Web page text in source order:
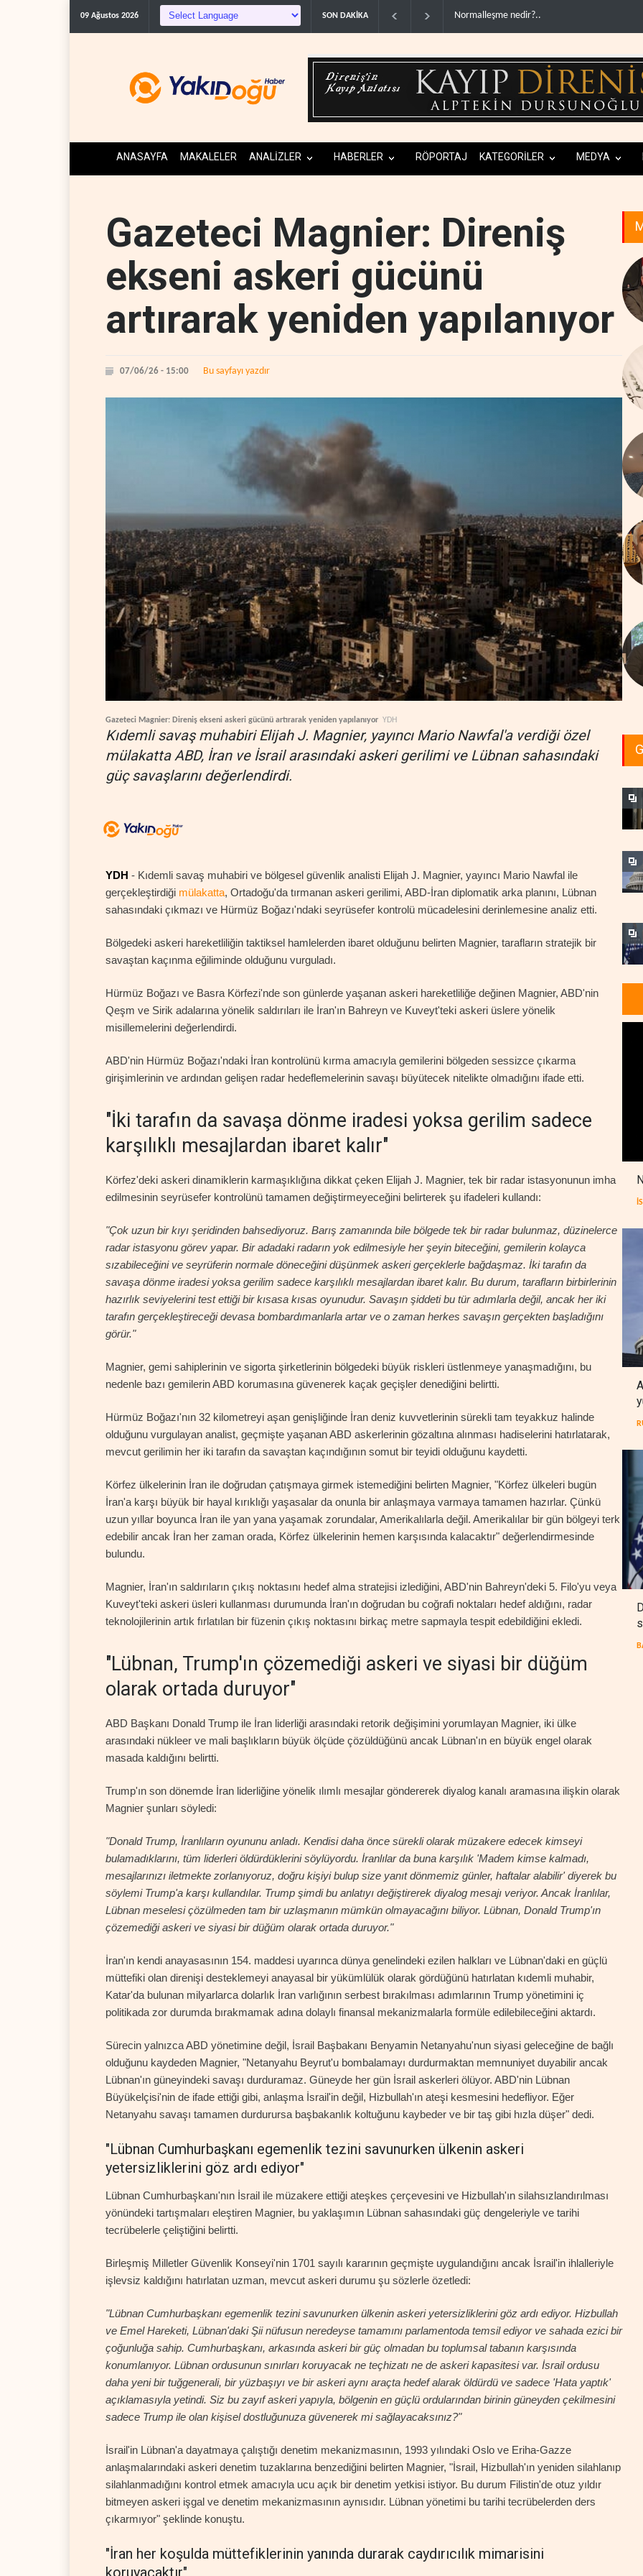
09 Ağustos 2026 SON DAKİKA ABD'den Rus petrolünü alan ülkelere yüzde
ANASAYFA MAKALELER ANALİZLER HABERLER RÖPORTAJ KATEGORİLER MEDYA
Gazeteci Magnier: Direniş
ekseni askeri gücünü
artırarak yeniden yapılanıyor
07/06/26 - 15:00 Bu sayfayı yazdır
Gazeteci Magnier: Direniş ekseni askeri gücünü artırarak yeniden yapılanıyor YDH
Kıdemli savaş muhabiri Elijah J. Magnier, yayıncı Mario Nawfal'a verdiği özel
mülakatta ABD, İran ve İsrail arasındaki askeri gerilimi ve Lübnan sahasındaki
güç savaşlarını değerlendirdi.
YDH - Kıdemli savaş muhabiri ve bölgesel güvenlik analisti Elijah J. Magnier, yayıncı Mario Nawfal ile
gerçekleştirdiği mülakatta, Ortadoğu'da tırmanan askeri gerilimi, ABD-İran diplomatik arka planını, Lübnan
sahasındaki çıkmazı ve Hürmüz Boğazı'ndaki seyrüsefer kontrolü mücadelesini derinlemesine analiz etti.
Bölgedeki askeri hareketliliğin taktiksel hamlelerden ibaret olduğunu belirten Magnier, tarafların stratejik bir
savaştan kaçınma eğiliminde olduğunu vurguladı.
Hürmüz Boğazı ve Basra Körfezi'nde son günlerde yaşanan askeri hareketliliğe değinen Magnier, ABD'nin
Qeşm ve Sirik adalarına yönelik saldırıları ile İran'ın Bahreyn ve Kuveyt'teki askeri üslere yönelik
misillemelerini değerlendirdi.
ABD'nin Hürmüz Boğazı'ndaki İran kontrolünü kırma amacıyla gemilerini bölgeden sessizce çıkarma
girişimlerinin ve ardından gelişen radar hedeflemelerinin savaşı büyütecek nitelikte olmadığını ifade etti.
"İki tarafın da savaşa dönme iradesi yoksa gerilim sadece
karşılıklı mesajlardan ibaret kalır"
Körfez'deki askeri dinamiklerin karmaşıklığına dikkat çeken Elijah J. Magnier, tek bir radar istasyonunun imha
edilmesinin seyrüsefer kontrolünü tamamen değiştirmeyeceğini belirterek şu ifadeleri kullandı:
"Çok uzun bir kıyı şeridinden bahsediyoruz. Barış zamanında bile bölgede tek bir radar bulunmaz, düzinelerce
radar istasyonu görev yapar. Bir adadaki radarın yok edilmesiyle her şeyin biteceğini, gemilerin kolayca
sızabileceğini ve seyrüferin normale döneceğini düşünmek askeri gerçeklerle bağdaşmaz. İki tarafın da
savaşa dönme iradesi yoksa gerilim sadece karşılıklı mesajlardan ibaret kalır. Bu durum, tarafların birbirlerinin
hazırlık seviyelerini test ettiği bir kısasa kısas oyunudur. Savaşın şiddeti bu tür adımlarla değil, ancak her iki
tarafın gerçekleştireceği devasa bombardımanlarla artar ve o zaman herkes savaşın gerçekten başladığını
görür."
Magnier, gemi sahiplerinin ve sigorta şirketlerinin bölgedeki büyük riskleri üstlenmeye yanaşmadığını, bu
nedenle bazı gemilerin ABD korumasına güvenerek kaçak geçişler denediğini belirtti.
Hürmüz Boğazı'nın 32 kilometreyi aşan genişliğinde İran deniz kuvvetlerinin sürekli tam teyakkuz halinde
olduğunu vurgulayan analist, geçmişte yaşanan ABD askerlerinin gözaltına alınması hadiselerini hatırlatarak,
mevcut gerilimin her iki tarafın da savaştan kaçındığının somut bir teyidi olduğunu kaydetti.
Körfez ülkelerinin İran ile doğrudan çatışmaya girmek istemediğini belirten Magnier, "Körfez ülkeleri bugün
İran'a karşı büyük bir hayal kırıklığı yaşasalar da onunla bir anlaşmaya varmaya tamamen hazırlar. Çünkü
uzun yıllar boyunca İran ile yan yana yaşamak zorundalar, Amerikalılarla değil. Amerikalılar bir gün bölgeyi terk
edebilir ancak İran her zaman orada, Körfez ülkelerinin hemen karşısında kalacaktır" değerlendirmesinde
bulundu.
Magnier, İran'ın saldırıların çıkış noktasını hedef alma stratejisi izlediğini, ABD'nin Bahreyn'deki 5. Filo'yu veya
Kuveyt'teki askeri üsleri kullanması durumunda İran'ın doğrudan bu coğrafi noktaları hedef aldığını, radar
teknolojilerinin artık fırlatılan bir füzenin çıkış noktasını birkaç metre sapmayla tespit edebildiğini ekledi.
"Lübnan, Trump'ın çözemediği askeri ve siyasi bir düğüm
olarak ortada duruyor"
ABD Başkanı Donald Trump ile İran liderliği arasındaki retorik değişimini yorumlayan Magnier, iki ülke
arasındaki nükleer ve mali başlıkların büyük ölçüde çözüldüğünü ancak Lübnan'ın en büyük engel olarak
masada kaldığını belirtti.
Trump'ın son dönemde İran liderliğine yönelik ılımlı mesajlar göndererek diyalog kanalı aramasına ilişkin olarak
Magnier şunları söyledi:
"Donald Trump, İranlıların oyununu anladı. Kendisi daha önce sürekli olarak müzakere edecek kimseyi
bulamadıklarını, tüm liderleri öldürdüklerini söylüyordu. İranlılar da buna karşılık 'Madem kimse kalmadı,
mesajlarınızı iletmekte zorlanıyoruz, doğru kişiyi bulup size yanıt dönmemiz günler, haftalar alabilir' diyerek bu
söylemi Trump'a karşı kullandılar. Trump şimdi bu anlatıyı değiştirerek diyalog mesajı veriyor. Ancak İranlılar,
Lübnan meselesi çözülmeden tam bir uzlaşmanın mümkün olmayacağını biliyor. Lübnan, Donald Trump'ın
çözemediği askeri ve siyasi bir düğüm olarak ortada duruyor."
İran'ın kendi anayasasının 154. maddesi uyarınca dünya genelindeki ezilen halkları ve Lübnan'daki en güçlü
müttefiki olan direnişi desteklemeyi anayasal bir yükümlülük olarak gördüğünü hatırlatan kıdemli muhabir,
Katar'da bulunan milyarlarca dolarlık İran varlığının serbest bırakılması adımlarının Trump yönetimini iç
politikada zor durumda bırakmamak adına dolaylı finansal mekanizmalarla formüle edilebileceğini aktardı.
Sürecin yalnızca ABD yönetimine değil, İsrail Başbakanı Benyamin Netanyahu'nun siyasi geleceğine de bağlı
olduğunu kaydeden Magnier, "Netanyahu Beyrut'u bombalamayı durdurmaktan memnuniyet duyabilir ancak
Lübnan'ın güneyindeki savaşı durduramaz. Güneyde her gün İsrail askerleri ölüyor. ABD'nin Lübnan
Büyükelçisi'nin de ifade ettiği gibi, anlaşma İsrail'in değil, Hizbullah'ın ateşi kesmesini hedefliyor. Eğer
Netanyahu savaşı tamamen durdurursa başbakanlık koltuğunu kaybeder ve bir taş gibi hızla düşer" dedi.
"Lübnan Cumhurbaşkanı egemenlik tezini savunurken ülkenin askeri
yetersizliklerini göz ardı ediyor"
Lübnan Cumhurbaşkanı'nın İsrail ile müzakere ettiği ateşkes çerçevesini ve Hizbullah'ın silahsızlandırılması
yönündeki tartışmaları eleştiren Magnier, bu yaklaşımın Lübnan sahasındaki güç dengeleriyle ve tarihi
tecrübelerle çeliştiğini belirtti.
Birleşmiş Milletler Güvenlik Konseyi'nin 1701 sayılı kararının geçmişte uygulandığını ancak İsrail'in ihlalleriyle
işlevsiz kaldığını hatırlatan uzman, mevcut askeri durumu şu sözlerle özetledi:
"Lübnan Cumhurbaşkanı egemenlik tezini savunurken ülkenin askeri yetersizliklerini göz ardı ediyor. Hizbullah
ve Emel Hareketi, Lübnan'daki Şii nüfusun neredeyse tamamını parlamentoda temsil ediyor ve sahada ezici bir
çoğunluğa sahip. Cumhurbaşkanı, arkasında askeri bir güç olmadan bu toplumsal tabanın karşısında
konumlanıyor. Lübnan ordusunun sınırları koruyacak ne teçhizatı ne de askeri kapasitesi var. İsrail ordusu
daha yeni bir tuğgenerali, bir yüzbaşıyı ve bir askeri aynı araçta hedef alarak öldürdü ve sadece 'Hata yaptık'
açıklamasıyla yetindi. Siz bu zayıf askeri yapıyla, bölgenin en güçlü ordularından birinin güneyden çekilmesini
sadece Trump ile olan kişisel dostluğunuza güvenerek mi sağlayacaksınız?"
İsrail'in Lübnan'a dayatmaya çalıştığı denetim mekanizmasının, 1993 yılındaki Oslo ve Eriha-Gazze
anlaşmalarındaki askeri denetim tuzaklarına benzediğini belirten Magnier, "İsrail, Hizbullah'ın yeniden silahlanıp
silahlanmadığını kontrol etmek amacıyla ucu açık bir denetim yetkisi istiyor. Bu durum Filistin'de otuz yıldır
bitmeyen askeri işgal ve denetim mekanizmasının aynısıdır. Lübnan yönetimi bu tarihi tecrübelerden ders
çıkarmıyor" şeklinde konuştu.
"İran her koşulda müttefiklerinin yanında durarak caydırıcılık mimarisini
koruyacaktır"